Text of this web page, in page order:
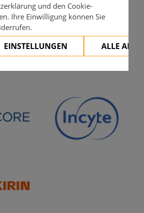
- alle 3 Wochen für insgesamt 4
240 mg Nivolumab alle 2
mg alle 4 Wochen (Phase II -
(Alter, eingeschränkte
Nierenfunktion, Zweittumore)
keine Dosisanpassung. Leichte
eingesetzt werden. Leichte und
(Kreaclearance bis
und den Cookie-
Ihre Einwilligung können Sie
EINSTELLUNGEN ALLE